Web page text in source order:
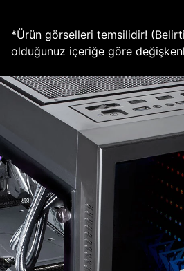
*Ürün görselleri temsilidir!
olduğunuz içeriğe göre